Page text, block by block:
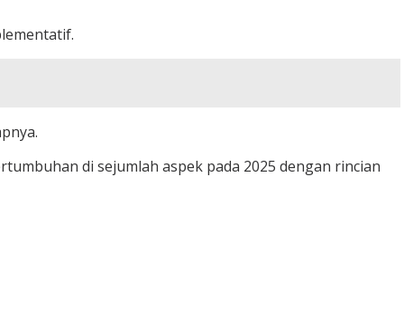
di sejumlah aspek pada 2025 dengan rincian